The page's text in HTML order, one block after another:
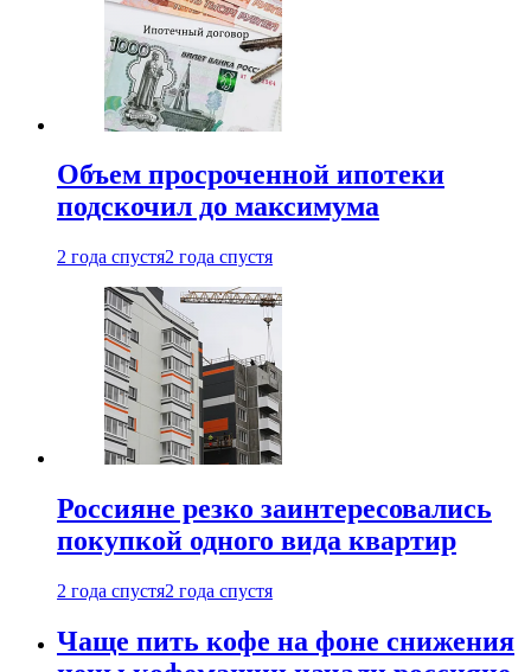
Объем просроченной ипотеки
подскочил до максимума
2 года спустя2 года спустя
Россияне резко заинтересовались
покупкой одного вида квартир
2 года спустя2 года спустя
Чаще пить кофе на фоне снижения